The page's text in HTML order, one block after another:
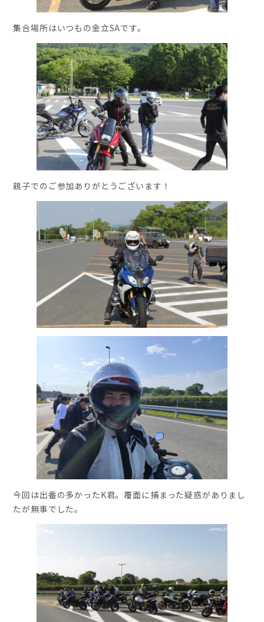
集合場所はいつもの金立SAです。
親子でのご参加ありがとうございます！
今回は出番の多かったK君。覆面に捕まった疑惑がありまし
たが無事でした。